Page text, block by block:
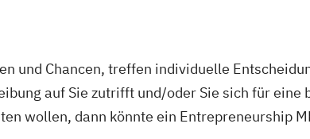
und Chancen, treffen individuelle
auf Sie zutrifft und/oder Sie sich für
wollen, dann könnte ein Entrepreneurship